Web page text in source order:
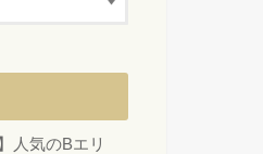
人気のBエリ